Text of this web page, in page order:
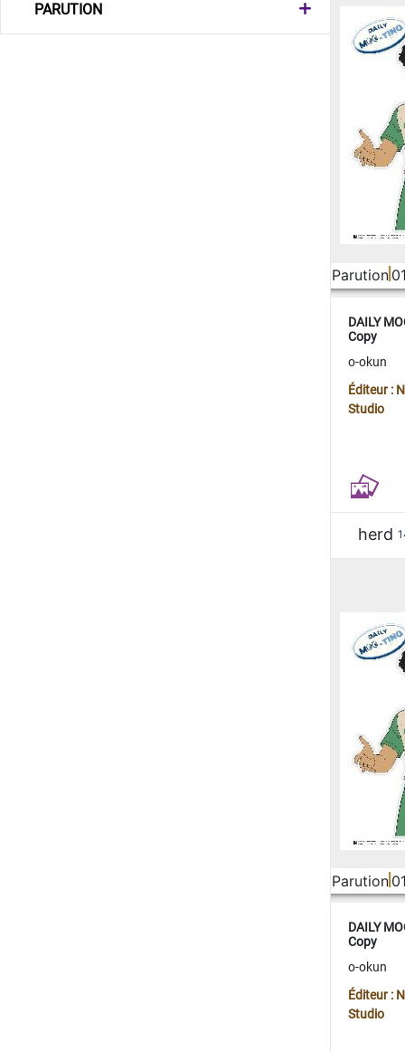
PARUTION
Parution
DAILY
Copy
o-okun
Éditeur :
Studio
herd
Parution
DAILY
Copy
o-okun
Éditeur :
Studio